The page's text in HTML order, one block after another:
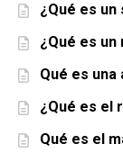
¿Qué es un
¿Qué es
Qué es una
¿Qué es el
Qué es el